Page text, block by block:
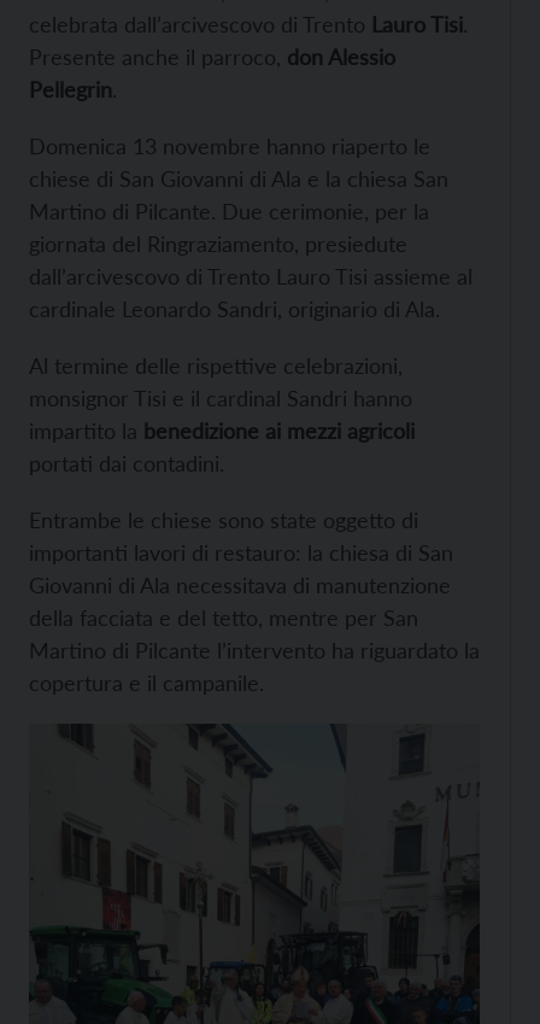
celebrata dall’arcivescovo di Trento Lauro Tisi.
Presente anche il parroco, don Alessio
Pellegrin.
Domenica 13 novembre hanno riaperto le
chiese di San Giovanni di Ala e la chiesa San
Martino di Pilcante. Due cerimonie, per la
giornata del Ringraziamento, presiedute
dall’arcivescovo di Trento Lauro Tisi assieme al
cardinale Leonardo Sandri, originario di Ala.
Al termine delle rispettive celebrazioni,
monsignor Tisi e il cardinal Sandri hanno
impartito la benedizione ai mezzi agricoli
portati dai contadini.
Entrambe le chiese sono state oggetto di
importanti lavori di restauro: la chiesa di San
Giovanni di Ala necessitava di manutenzione
della facciata e del tetto, mentre per San
Martino di Pilcante l’intervento ha riguardato la
copertura e il campanile.